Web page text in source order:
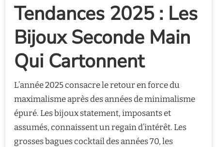
Tendances 2025 : Les
Bijoux Seconde Main
Qui Cartonnent
L’année 2025 consacre le retour en force du
maximalisme après des années de minimalisme
épuré. Les bijoux statement, imposants et
assumés, connaissent un regain d’intérêt. Les
grosses bagues cocktail des années 70, les